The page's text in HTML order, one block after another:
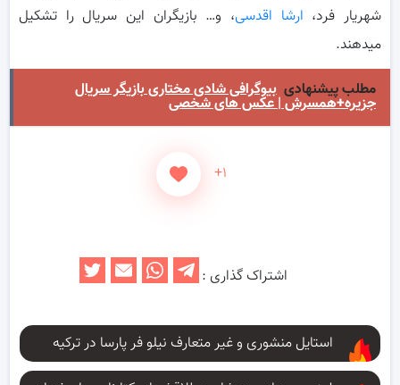
شهریار فرد، ارشا اقدسی، و… بازیگران این سریال را تشکیل
میدهند.
مطلب پیشنهادی بیوگرافی شادی مختاری بازیگر سریال
جزیره+همسرش | عکس های شخصی
+۱
اشتراک گذاری :
استایل منشوری و غیر متعارف نیلو فر پارسا در ترکیه